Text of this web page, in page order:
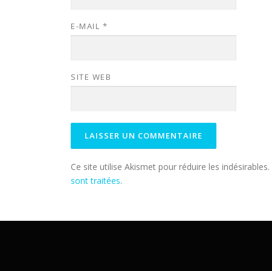
E-MAIL *
SITE WEB
Ce site utilise Akismet pour réduire les indésirables.
sont traitées.